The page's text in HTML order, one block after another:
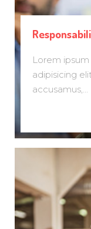
Lorem
adipisicing
accusamus,...